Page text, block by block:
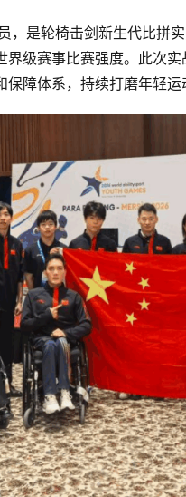
，是轮椅击剑新生代比拼
级赛事比赛强度。此次
障体系，持续打磨年轻运